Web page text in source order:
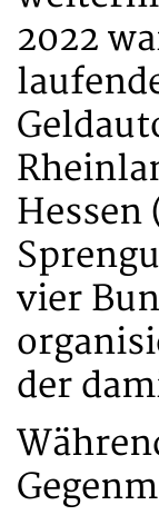
2022
Hessen
vier
der